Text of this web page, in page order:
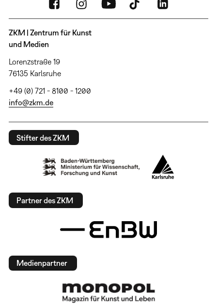
ZKM | Zentrum für Kunst
und Medien
Lorenzstraße 19
76135 Karlsruhe
+49 (0) 721 - 8100 - 1200
info@zkm.de
Stifter des ZKM
Partner des ZKM
Medienpartner